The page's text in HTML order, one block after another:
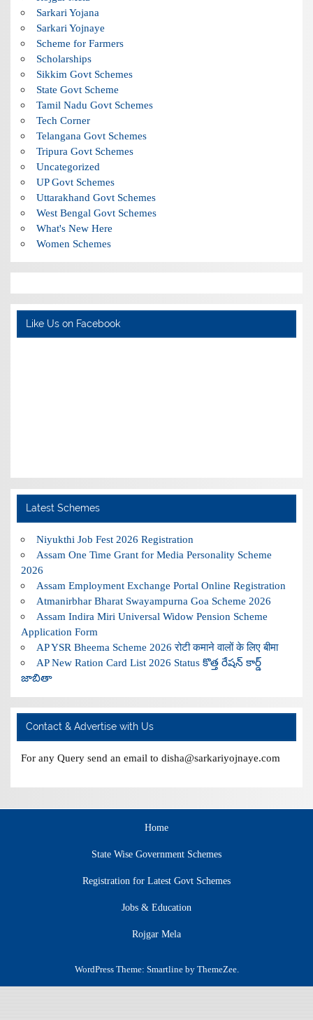
Sarkari Yojana
Sarkari Yojnaye
Scheme for Farmers
Scholarships
Sikkim Govt Schemes
State Govt Scheme
Tamil Nadu Govt Schemes
Tech Corner
Telangana Govt Schemes
Tripura Govt Schemes
Uncategorized
UP Govt Schemes
Uttarakhand Govt Schemes
West Bengal Govt Schemes
What's New Here
Women Schemes
Like Us on Facebook
Latest Schemes
Niyukthi Job Fest 2026 Registration
Assam One Time Grant for Media Personality Scheme
2026
Assam Employment Exchange Portal Online Registration
Atmanirbhar Bharat Swayampurna Goa Scheme 2026
Assam Indira Miri Universal Widow Pension Scheme
Application Form
AP YSR Bheema Scheme 2026 रोटी कमाने वालों के लिए बीमा
AP New Ration Card List 2026 Status కొత్త రేషన్ కార్డ్
జాబితా
Contact & Advertise with Us
For any Query send an email to disha@sarkariyojnaye.com
Home
State Wise Government Schemes
Registration for Latest Govt Schemes
Jobs & Education
Rojgar Mela
WordPress Theme: Smartline by ThemeZee.